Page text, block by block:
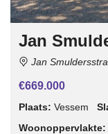
Jan
Jan
€669.000
Plaats: Vessem
Woonoppervlakte: